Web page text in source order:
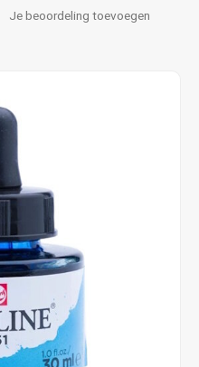
Je beoordeling toevoegen